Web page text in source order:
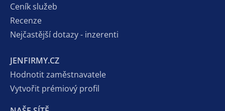
Ceník služeb
Recenze
Nejčastější dotazy - inzerenti
JENFIRMY.CZ
Hodnotit zaměstnavatele
Vytvořit prémiový profil